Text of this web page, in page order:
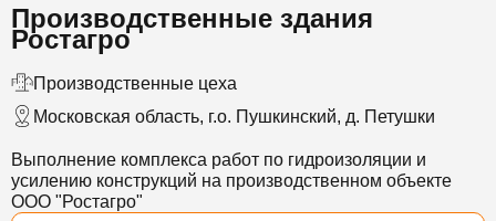
Производственные здания
Ростагро
Производственные цеха
Московская область, г.о. Пушкинский, д. Петушки
Выполнение комплекса работ по гидроизоляции и
усилению конструкций на производственном объекте
ООО "Ростагро"